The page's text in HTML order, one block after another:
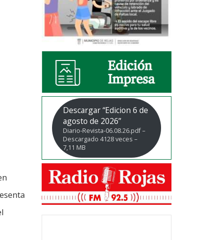
Descargar “Edicion 6 de
agosto de 2026”
Diario-Revista-06.08.26.pdf –
Descargado 4128 veces –
7,11 MB